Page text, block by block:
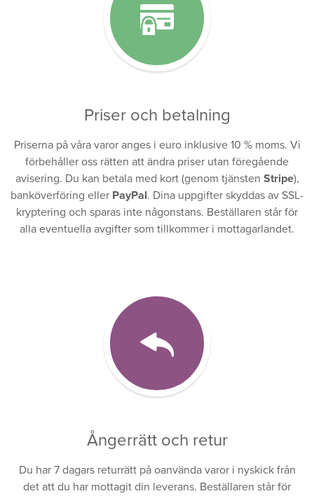
Priser och betalning
Priserna på våra varor anges i euro inklusive 10 % moms. Vi
förbehåller oss rätten att ändra priser utan föregående
avisering. Du kan betala med kort (genom tjänsten Stripe),
banköverföring eller PayPal. Dina uppgifter skyddas av SSL-
kryptering och sparas inte någonstans. Beställaren står för
alla eventuella avgifter som tillkommer i mottagarlandet.
Ångerrätt och retur
Du har 7 dagars returrätt på oanvända varor i nyskick från
det att du har mottagit din leverans. Beställaren står för